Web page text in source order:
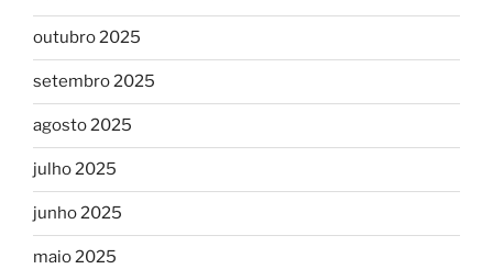
outubro 2025
setembro 2025
agosto 2025
julho 2025
junho 2025
maio 2025